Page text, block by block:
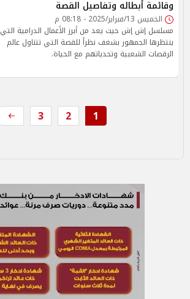
وقائمة أبطاله وتفاصيل القصة
الخميس 13/فبراير/2025 - 08:18 م
مسلسل إش إش حيث يعد من أبرز الأعمال الدرامية التي
ينتظرها الجمهور بشغف نظراً للقصة التي تتناول عالم
الرقصات الشعبية وتحدياتهم مع الحياة.
1
2
3